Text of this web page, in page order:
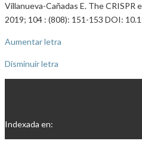
Villanueva-Cañadas E. The
2019; 104 : (808): 151-153 DOI:
Aumentar letra
Disminuir letra
Indexada en: